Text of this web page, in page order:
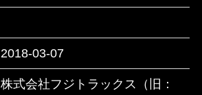
2018-03-07
株式会社フジトラックス（旧：